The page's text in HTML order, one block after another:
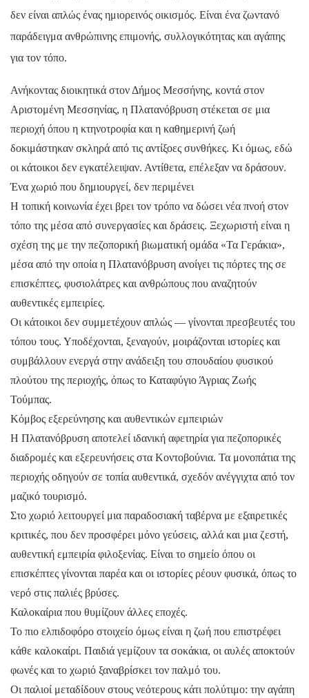
δεν είναι απλώς ένας ημιορεινός οικισμός. Είναι ένα ζωντανό
παράδειγμα ανθρώπινης επιμονής, συλλογικότητας και αγάπης
για τον τόπο.
Ανήκοντας διοικητικά στον Δήμος Μεσσήνης, κοντά στον
Αριστομένη Μεσσηνίας, η Πλατανόβρυση στέκεται σε μια
περιοχή όπου η κτηνοτροφία και η καθημερινή ζωή
δοκιμάστηκαν σκληρά από τις αντίξοες συνθήκες. Κι όμως, εδώ
οι κάτοικοι δεν εγκατέλειψαν. Αντίθετα, επέλεξαν να δράσουν.
Ένα χωριό που δημιουργεί, δεν περιμένει
Η τοπική κοινωνία έχει βρει τον τρόπο να δώσει νέα πνοή στον
τόπο της μέσα από συνεργασίες και δράσεις. Ξεχωριστή είναι η
σχέση της με την πεζοπορική βιωματική ομάδα «Τα Γεράκια»,
μέσα από την οποία η Πλατανόβρυση ανοίγει τις πόρτες της σε
επισκέπτες, φυσιολάτρες και ανθρώπους που αναζητούν
αυθεντικές εμπειρίες.
Οι κάτοικοι δεν συμμετέχουν απλώς — γίνονται πρεσβευτές του
τόπου τους. Υποδέχονται, ξεναγούν, μοιράζονται ιστορίες και
συμβάλλουν ενεργά στην ανάδειξη του σπουδαίου φυσικού
πλούτου της περιοχής, όπως το Καταφύγιο Άγριας Ζωής
Τούμπας.
Κόμβος εξερεύνησης και αυθεντικών εμπειριών
Η Πλατανόβρυση αποτελεί ιδανική αφετηρία για πεζοπορικές
διαδρομές και εξερευνήσεις στα Κοντοβούνια. Τα μονοπάτια της
περιοχής οδηγούν σε τοπία αυθεντικά, σχεδόν ανέγγιχτα από τον
μαζικό τουρισμό.
Στο χωριό λειτουργεί μια παραδοσιακή ταβέρνα με εξαιρετικές
κριτικές, που δεν προσφέρει μόνο γεύσεις, αλλά και μια ζεστή,
αυθεντική εμπειρία φιλοξενίας. Είναι το σημείο όπου οι
επισκέπτες γίνονται παρέα και οι ιστορίες ρέουν φυσικά, όπως το
νερό στις παλιές βρύσες.
Καλοκαίρια που θυμίζουν άλλες εποχές.
Το πιο ελπιδοφόρο στοιχείο όμως είναι η ζωή που επιστρέφει
κάθε καλοκαίρι. Παιδιά γεμίζουν τα σοκάκια, οι αυλές αποκτούν
φωνές και το χωριό ξαναβρίσκει τον παλμό του.
Οι παλιοί μεταδίδουν στους νεότερους κάτι πολύτιμο: την αγάπη